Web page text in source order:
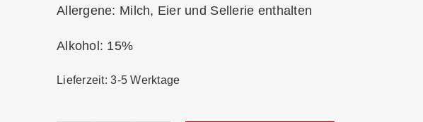
Allergene: Milch, Eier und Sellerie enthalten
Alkohol: 15%
Lieferzeit:3-5 Werktage